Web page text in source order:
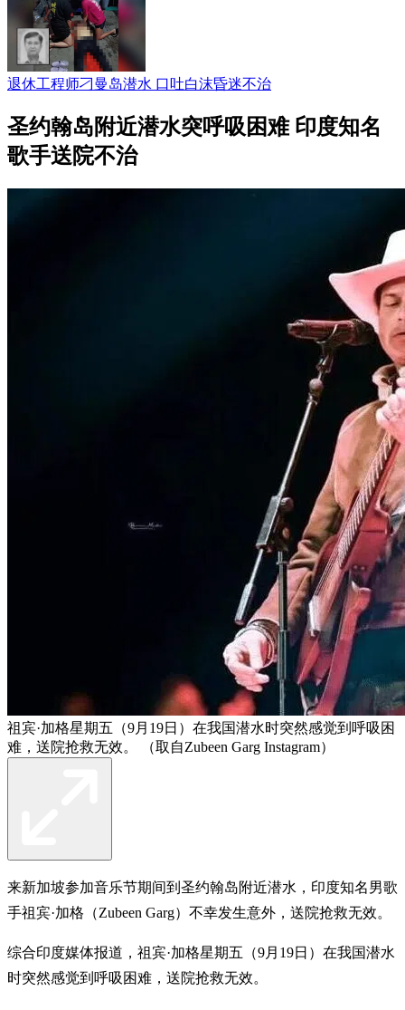
退休工程师刁曼岛潜水 口吐白沫昏迷不治
圣约翰岛附近潜水突呼吸困难 印度知名
歌手送院不治
祖宾·加格星期五（9月19日）在我国潜水时突然感觉到呼吸困
难，送院抢救无效。 （取自Zubeen Garg Instagram）
来新加坡参加音乐节期间到圣约翰岛附近潜水，印度知名男歌
手祖宾·加格（Zubeen Garg）不幸发生意外，送院抢救无效。
综合印度媒体报道，祖宾·加格星期五（9月19日）在我国潜水
时突然感觉到呼吸困难，送院抢救无效。